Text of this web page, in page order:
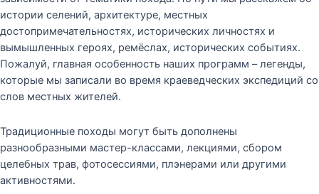
истории селений, архитектуре, местных
достопримечательностях, исторических личностях и
вымышленных героях, ремёслах, исторических событиях.
Пожалуй, главная особенность наших программ – легенды,
которые мы записали во время краеведческих экспедиций со
слов местных жителей.
Традиционные походы могут быть дополнены
разнообразными мастер-классами, лекциями, сбором
целебных трав, фотосессиями, плэнерами или другими
активностями.